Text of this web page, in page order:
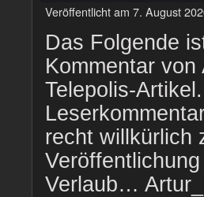
Veröffentlicht am 7. August
Das Folgende
Kommentar
Telepolis-
recht willkürlich
Verlaub…